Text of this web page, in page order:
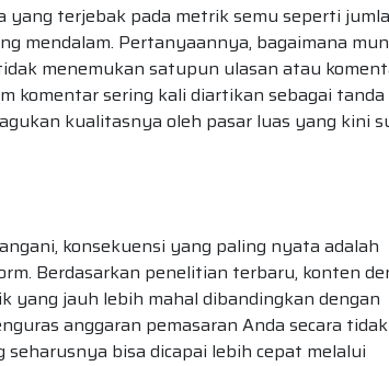
terjebak pada metrik semu seperti
mendalam. Pertanyaannya, bagaimana
menemukan satupun ulasan atau
komentar sering kali diartikan sebagai tanda
kualitasnya oleh pasar luas yang kini
konsekuensi yang paling nyata adalah
Berdasarkan penelitian terbaru, konten
jauh lebih mahal dibandingkan dengan
anggaran pemasaran Anda secara tidak
bisa dicapai lebih cepat melalui